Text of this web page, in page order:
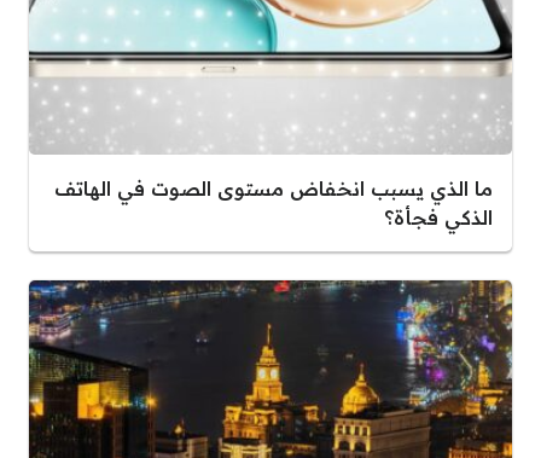
ما الذي يسبب انخفاض مستوى الصوت في الهاتف
الذكي فجأة؟